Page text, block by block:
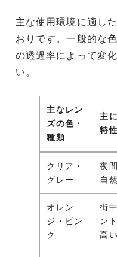
主な使用環境に適し
おりです。一般的な
の透過率によって変
い。
主なレン
ズの色・
種類
主
特性
クリア・
グレー
夜
自
オレン
ジ・ピン
ク
街
ン
高い